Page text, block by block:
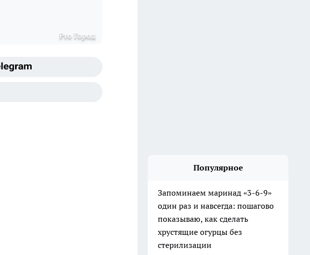
Pro Город
Популярное
Запоминаем маринад «3-6-9»
один раз и навсегда: пошагово
показываю, как сделать
хрустящие огурцы без
стерилизации